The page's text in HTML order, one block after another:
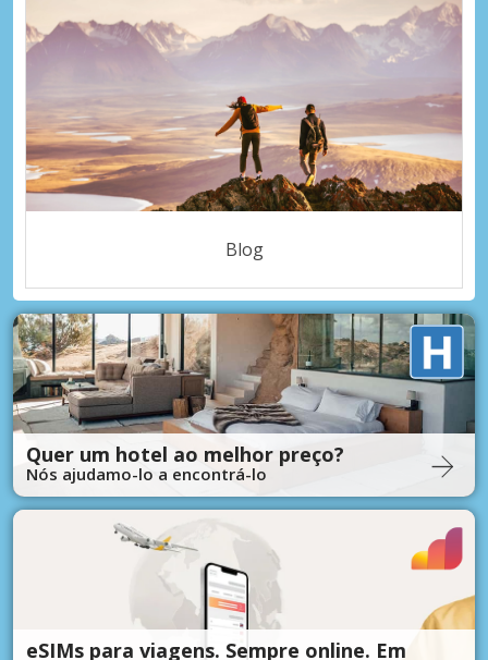
Blog
Quer um hotel ao melhor preço?
Nós ajudamo-lo a encontrá-lo
eSIMs para viagens. Sempre online. Em